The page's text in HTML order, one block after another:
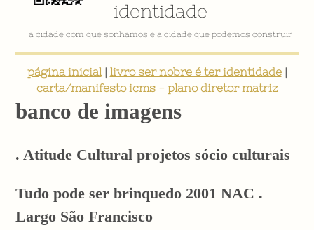
identidade
a cidade com que sonhamos é a cidade que podemos construir
página inicial| livro ser nobre é ter identidade|
carta/manifesto icms - plano diretor matriz
banco de imagens
. Atitude Cultural projetos sócio culturais
Tudo pode ser brinquedo 2001 NAC .
Largo São Francisco